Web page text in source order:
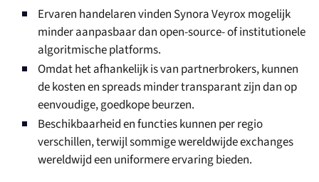
Ervaren handelaren vinden Synora Veyrox mogelijk
minder aanpasbaar dan open-source- of institutionele
algoritmische platforms.
Omdat het afhankelijk is van partnerbrokers, kunnen
de kosten en spreads minder transparant zijn dan op
eenvoudige, goedkope beurzen.
Beschikbaarheid en functies kunnen per regio
verschillen, terwijl sommige wereldwijde exchanges
wereldwijd een uniformere ervaring bieden.